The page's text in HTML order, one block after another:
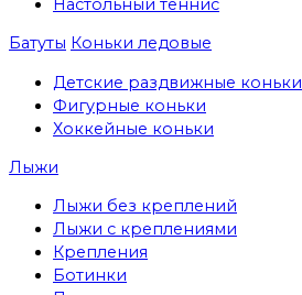
Настольный теннис
Батуты Коньки ледовые
Детские раздвижные коньки
Фигурные коньки
Хоккейные коньки
Лыжи
Лыжи без креплений
Лыжи с креплениями
Крепления
Ботинки